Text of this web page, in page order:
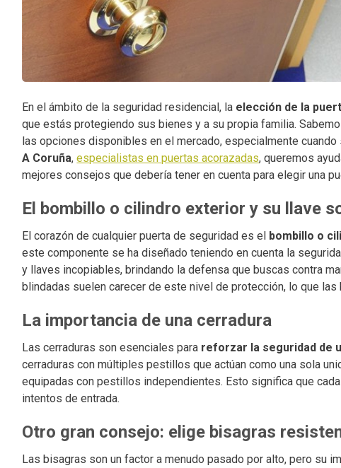
En el ámbito de la seguridad residencial, la elección de la
que estás protegiendo sus bienes y a su propia familia.
las opciones disponibles en el mercado, especialmente
A Coruña,especialistas en puertas acorazadas, queremos
mejores consejos que debería tener en cuenta para elegir una
El bombillo o cilindro exterior y su llave
El corazón de cualquier puerta de seguridad es el bombillo o
este componente se ha diseñado teniendo en cuenta la
y llaves incopiables, brindando la defensa que buscas contra
blindadas suelen carecer de este nivel de protección, lo que las
La importancia de una cerradura
Las cerraduras son esenciales para reforzar la seguridad de
cerraduras con múltiples pestillos que actúan como una sola
equipadas con pestillos independientes. Esto significa que
intentos de entrada.
Otro gran consejo: elige bisagras
Las bisagras son un factor a menudo pasado por alto, pero su